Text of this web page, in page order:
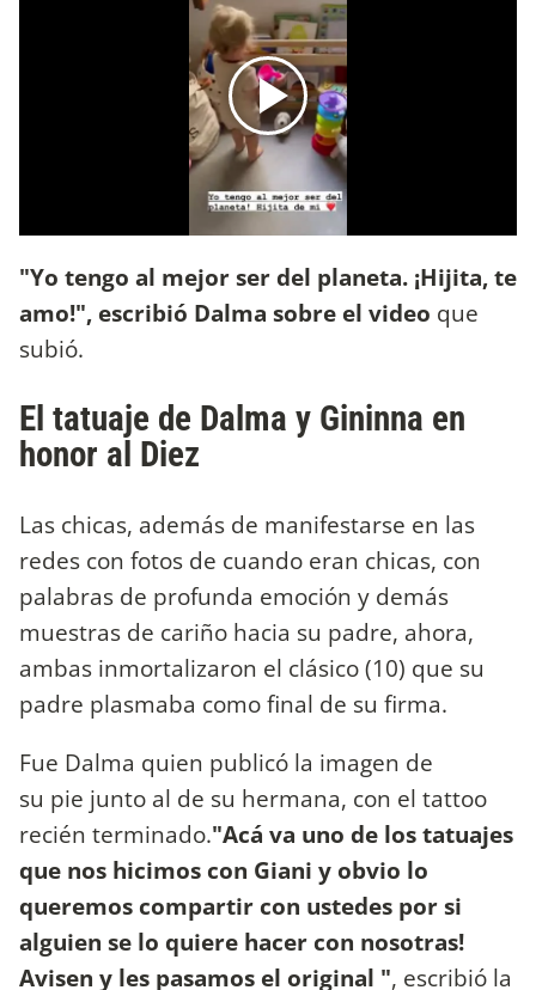
"Yo tengo al mejor ser del planeta. ¡Hijita, te
amo!", escribió Dalma sobre el video que
subió.
El tatuaje de Dalma y Gininna en
honor al Diez
Las chicas, además de manifestarse en las
redes con fotos de cuando eran chicas, con
palabras de profunda emoción y demás
muestras de cariño hacia su padre, ahora,
ambas inmortalizaron el clásico (10) que su
padre plasmaba como final de su firma.
Fue Dalma quien publicó la imagen de
su pie junto al de su hermana, con el tattoo
recién terminado."Acá va uno de los tatuajes
que nos hicimos con Giani y obvio lo
queremos compartir con ustedes por si
alguien se lo quiere hacer con nosotras!
Avisen y les pasamos el original ", escribió la